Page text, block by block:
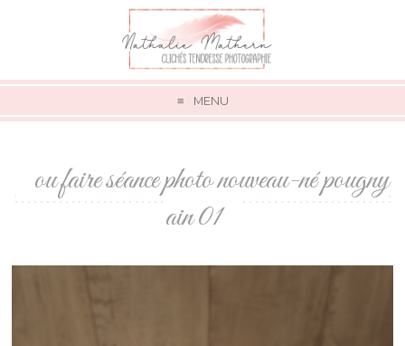
MENU
ou faire séance photo nouveau-né pougny
ain 01